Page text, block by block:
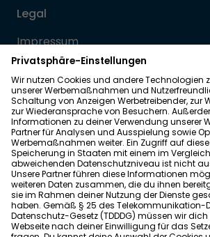
Legal
Impressum
Datenschutz
Allgemeine Geschäftsbedingungen
Barrierefreiheit